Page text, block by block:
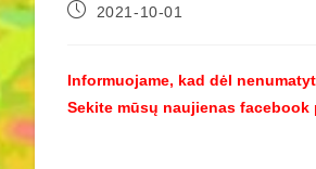
2021-10-01
Informuojame, kad dėl
Sekite mūsų naujienas